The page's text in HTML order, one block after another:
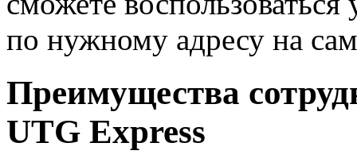
по нужному адресу на
Преимущества
UTG Express